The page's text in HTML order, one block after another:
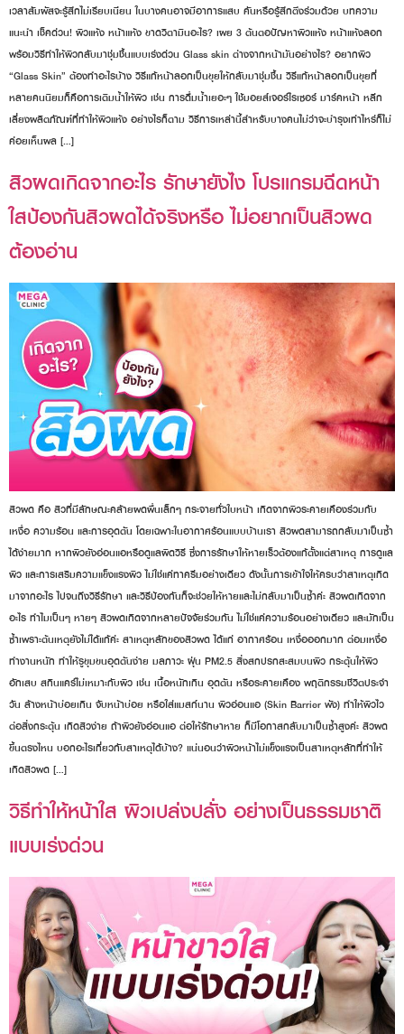
เวลาสัมผัสจะรู้สึกไม่เรียบเนียน ในบางคนอาจมีอาการแสบ คันหรือรู้สึกตึงร่วมด้วย บทความ
แนะนำ เช็คด่วน! ผิวแห้ง หน้าแห้ง ขาดวิตามินอะไร? เผย 3 ต้นตอปัญหาผิวแห้ง หน้าแห้งลอก
พร้อมวิธีทำให้ผิวกลับมาชุ่มชื้นแบบเร่งด่วน Glass skin ต่างจากหน้ามันอย่างไร? อยากผิว
“Glass Skin” ต้องทำอะไรบ้าง วิธีแก้หน้าลอกเป็นขุยให้กลับมาชุ่มชื้น วิธีแก้หน้าลอกเป็นขุยที่
หลายคนนิยมก็คือการเติมน้ำให้ผิว เช่น การดื่มน้ำเยอะๆ ใช้มอยส์เจอร์ไรเซอร์ มาร์คหน้า หลีก
เลี่ยงผลิตภัณฑ์ที่ทำให้ผิวแห้ง อย่างไรก็ตาม วิธีการเหล่านี้สำหรับบางคนไม่ว่าจะบำรุงเท่าไหร่ก็ไม่
ค่อยเห็นผล […]
สิวผดเกิดจากอะไร รักษายังไง โปรแกรมฉีดหน้า
ใสป้องกันสิวผดได้จริงหรือ ไม่อยากเป็นสิวผด
ต้องอ่าน
สิวผด คือ สิวที่มีลักษณะคล้ายผดผื่นเล็กๆ กระจายทั่วใบหน้า เกิดจากผิวระคายเคืองร่วมกับ
เหงื่อ ความร้อน และการอุดตัน โดยเฉพาะในอากาศร้อนแบบบ้านเรา สิวผดสามารถกลับมาเป็นซ้ำ
ได้ง่ายมาก หากผิวยังอ่อนแอหรือดูแลผิดวิธี ซึ่งการรักษาให้หายเร็วต้องแก้ตั้งแต่สาเหตุ การดูแล
ผิว และการเสริมความแข็งแรงผิว ไม่ใช่แค่ทาครีมอย่างเดียว ดังนั้นการเข้าใจให้ครบว่าสาเหตุเกิด
มาจากอะไร ไปจนถึงวิธีรักษา และวิธีป้องกันก็จะช่วยให้หายและไม่กลับมาเป็นซ้ำค่ะ สิวผดเกิดจาก
อะไร ทำไมเป็นๆ หายๆ สิวผดเกิดจากหลายปัจจัยร่วมกัน ไม่ใช่แค่ความร้อนอย่างเดียว และมักเป็น
ซ้ำเพราะต้นเหตุยังไม่ได้แก้ค่ะ สาเหตุหลักของสิวผด ได้แก่ อากาศร้อน เหงื่อออกมาก ต่อมเหงื่อ
ทำงานหนัก ทำให้รูขุมขนอุดตันง่าย มลภาวะ ฝุ่น PM2.5 สิ่งสกปรกสะสมบนผิว กระตุ้นให้ผิว
อักเสบ สกินแคร์ไม่เหมาะกับผิว เช่น เนื้อหนักเกิน อุดตัน หรือระคายเคือง พฤติกรรมชีวิตประจำ
วัน ล้างหน้าบ่อยเกิน จับหน้าบ่อย หรือใส่แมสก์นาน ผิวอ่อนแอ (Skin Barrier พัง) ทำให้ผิวไว
ต่อสิ่งกระตุ้น เกิดสิวง่าย ถ้าผิวยังอ่อนแอ ต่อให้รักษาหาย ก็มีโอกาสกลับมาเป็นซ้ำสูงค่ะ สิวผด
ขึ้นตรงไหน บอกอะไรเกี่ยวกับสาเหตุได้บ้าง? แน่นอนว่าผิวหน้าไม่แข็งแรงเป็นสาเหตุหลักที่ทำให้
เกิดสิวผด […]
วิธีทำให้หน้าใส ผิวเปล่งปลั่ง อย่างเป็นธรรมชาติ
แบบเร่งด่วน